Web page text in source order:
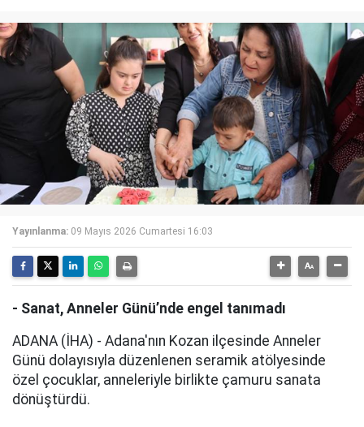
Yayınlanma: 09 Mayıs 2026 Cumartesi 16:03
- Sanat, Anneler Günü’nde engel tanımadı
ADANA (İHA) - Adana'nın Kozan ilçesinde Anneler
Günü dolayısıyla düzenlenen seramik atölyesinde
özel çocuklar, anneleriyle birlikte çamuru sanata
dönüştürdü.